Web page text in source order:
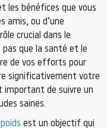
les bénéfices que vous
amis, ou d’une
crucial dans le
que la santé et le
de vos efforts pour
significativement votre
important de suivre un
saines.
est un objectif qui